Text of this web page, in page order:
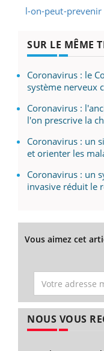
SUR LE MÊME
Coronavirus : le
système nerveux
Coronavirus :
l'on prescrive la
Coronavirus : un
et orienter les
Coronavirus : un
invasive réduit le
Vous aimez cet
NOUS VOUS